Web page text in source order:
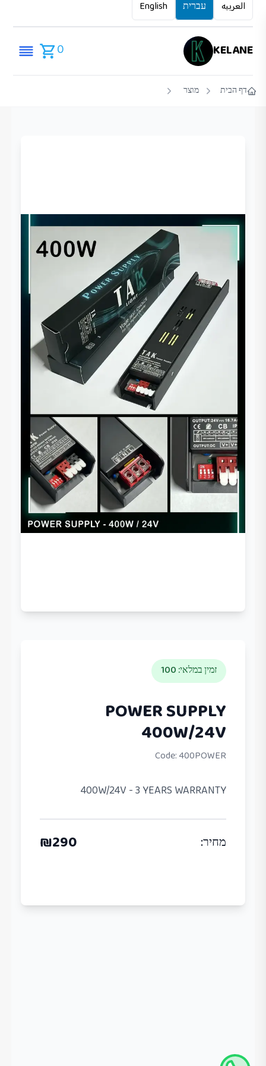
العربيه עברית English
KELANE
0
דף הבית מוצר
זמין במלאי:
100
POWER SUPPLY
400W/24V
Code:400POWER
400W/24V - 3 YEARS WARRANTY
מחיר:
₪290